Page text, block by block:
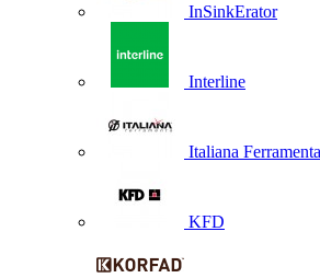
InSinkErator
Interline
Italiana Ferramenta
KFD